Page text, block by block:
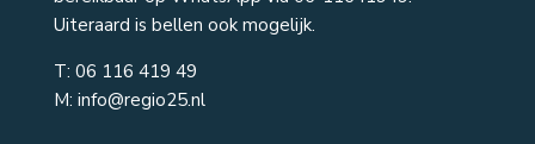
Uiteraard is bellen ook mogelijk.
T: 06 116 419 49
M: info@regio25.nl